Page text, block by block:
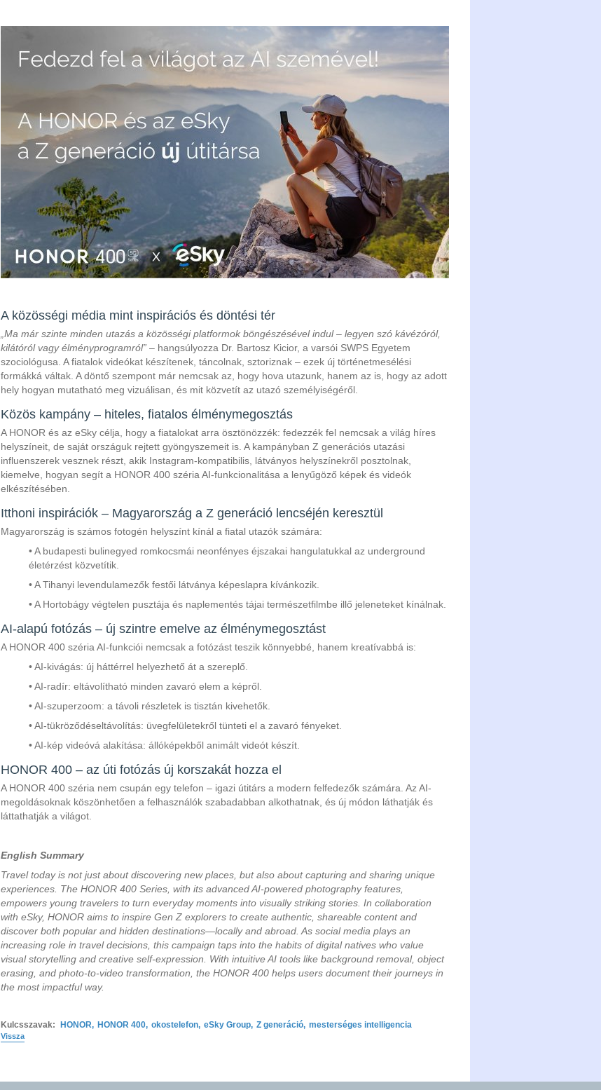
A közösségi média mint inspirációs és döntési tér
„Ma már szinte minden utazás a közösségi platformok böngészésével indul – legyen szó kávézóról,
kilátóról vagy élményprogramról” – hangsúlyozza Dr. Bartosz Kicior, a varsói SWPS Egyetem
szociológusa. A fiatalok videókat készítenek, táncolnak, sztoriznak – ezek új történetmesélési
formákká váltak. A döntő szempont már nemcsak az, hogy hova utazunk, hanem az is, hogy az adott
hely hogyan mutatható meg vizuálisan, és mit közvetít az utazó személyiségéről.
Közös kampány – hiteles, fiatalos élménymegosztás
A HONOR és az eSky célja, hogy a fiatalokat arra ösztönözzék: fedezzék fel nemcsak a világ híres
helyszíneit, de saját országuk rejtett gyöngyszemeit is. A kampányban Z generációs utazási
influenszerek vesznek részt, akik Instagram-kompatibilis, látványos helyszínekről posztolnak,
kiemelve, hogyan segít a HONOR 400 széria AI-funkcionalitása a lenyűgöző képek és videók
elkészítésében.
Itthoni inspirációk – Magyarország a Z generáció lencséjén keresztül
Magyarország is számos fotogén helyszínt kínál a fiatal utazók számára:
• A budapesti bulinegyed romkocsmái neonfényes éjszakai hangulatukkal az underground
életérzést közvetítik.
• A Tihanyi levendulamezők festői látványa képeslapra kívánkozik.
• A Hortobágy végtelen pusztája és naplementés tájai természetfilmbe illő jeleneteket kínálnak.
AI-alapú fotózás – új szintre emelve az élménymegosztást
A HONOR 400 széria AI-funkciói nemcsak a fotózást teszik könnyebbé, hanem kreatívabbá is:
• AI-kivágás: új háttérrel helyezhető át a szereplő.
• AI-radír: eltávolítható minden zavaró elem a képről.
• AI-szuperzoom: a távoli részletek is tisztán kivehetők.
• AI-tükröződéseltávolítás: üvegfelületekről tünteti el a zavaró fényeket.
• AI-kép videóvá alakítása: állóképekből animált videót készít.
HONOR 400 – az úti fotózás új korszakát hozza el
A HONOR 400 széria nem csupán egy telefon – igazi útitárs a modern felfedezők számára. Az AI-
megoldásoknak köszönhetően a felhasználók szabadabban alkothatnak, és új módon láthatják és
láttathatják a világot.
English Summary
Travel today is not just about discovering new places, but also about capturing and sharing unique
experiences. The HONOR 400 Series, with its advanced AI-powered photography features,
empowers young travelers to turn everyday moments into visually striking stories. In collaboration
with eSky, HONOR aims to inspire Gen Z explorers to create authentic, shareable content and
discover both popular and hidden destinations—locally and abroad. As social media plays an
increasing role in travel decisions, this campaign taps into the habits of digital natives who value
visual storytelling and creative self-expression. With intuitive AI tools like background removal, object
erasing, and photo-to-video transformation, the HONOR 400 helps users document their journeys in
the most impactful way.
Kulcsszavak: HONOR, HONOR 400, okostelefon, eSky Group, Z generáció, mesterséges intelligencia
Vissza